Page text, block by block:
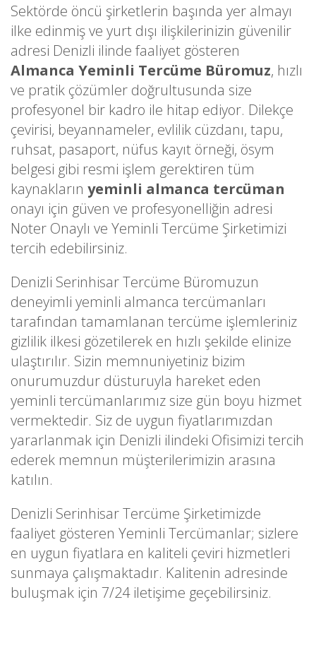
Sektörde öncü şirketlerin başında yer almayı
ilke edinmiş ve yurt dışı ilişkilerinizin güvenilir
adresi Denizli ilinde faaliyet gösteren
Almanca Yeminli Tercüme Büromuz, hızlı
ve pratik çözümler doğrultusunda size
profesyonel bir kadro ile hitap ediyor. Dilekçe
çevirisi, beyannameler, evlilik cüzdanı, tapu,
ruhsat, pasaport, nüfus kayıt örneği, ösym
belgesi gibi resmi işlem gerektiren tüm
kaynakların yeminli almanca tercüman
onayı için güven ve profesyonelliğin adresi
Noter Onaylı ve Yeminli Tercüme Şirketimizi
tercih edebilirsiniz.
Denizli Serinhisar Tercüme Büromuzun
deneyimli yeminli almanca tercümanları
tarafından tamamlanan tercüme işlemleriniz
gizlilik ilkesi gözetilerek en hızlı şekilde elinize
ulaştırılır. Sizin memnuniyetiniz bizim
onurumuzdur düsturuyla hareket eden
yeminli tercümanlarımız size gün boyu hizmet
vermektedir. Siz de uygun fiyatlarımızdan
yararlanmak için Denizli ilindeki Ofisimizi tercih
ederek memnun müşterilerimizin arasına
katılın.
Denizli Serinhisar Tercüme Şirketimizde
faaliyet gösteren Yeminli Tercümanlar; sizlere
en uygun fiyatlara en kaliteli çeviri hizmetleri
sunmaya çalışmaktadır. Kalitenin adresinde
buluşmak için 7/24 iletişime geçebilirsiniz.